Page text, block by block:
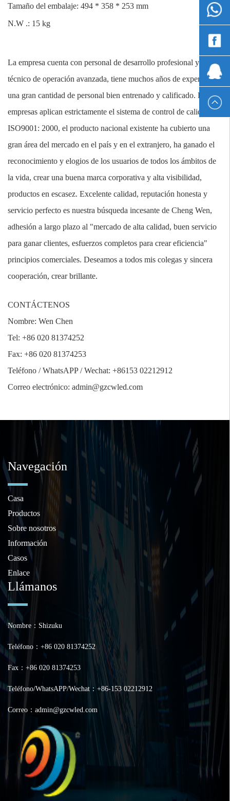
Tamaño del embalaje: 494 * 358 * 253 mm
N.W .: 15 kg
La empresa cuenta con personal de desarrollo profesional y
técnico de operación avanzada, tiene muchos años de experiencia,
una gran cantidad de personal bien entrenado y calificado. Las
empresas aplican estrictamente el sistema de control de calidad
ISO9001: 2000, el producto nacional existente ha cubierto una
gran área del mercado en el país y en el extranjero, ha ganado el
reconocimiento y elogios de los usuarios de todos los ámbitos de
la vida, crear una buena marca corporativa y alta visibilidad,
productos en escasez. Excelente calidad, reputación honesta y
servicio perfecto es nuestra búsqueda incesante de Cheng Wen,
adhesión a largo plazo al "mercado de alta calidad, buen servicio
para ganar clientes, esfuerzos completos para crear eficiencia"
principios comerciales. Deseamos a todos mis colegas y sincera
cooperación, crear brillante.
CONTÁCTENOS
Nombre: Wen Chen
Tel: +86 020 81374252
Fax: +86 020 81374253
Teléfono / WhatsAPP / Wechat: +86153 02212912
Correo electrónico: admin@gzcwled.com
Navegación
Casa
Productos
Sobre nosotros
Información
Casos
Enlace
Llámanos
Nombre：Shizuku
Teléfono：+86 020 81374252
Fax：+86 020 81374253
Teléfono/WhatsAPP/Wechat：+86-153 02212912
Correo：admin@gzcwled.com
Wen
Chen